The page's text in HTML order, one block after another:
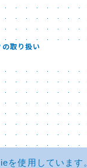
取り扱い
使用していま